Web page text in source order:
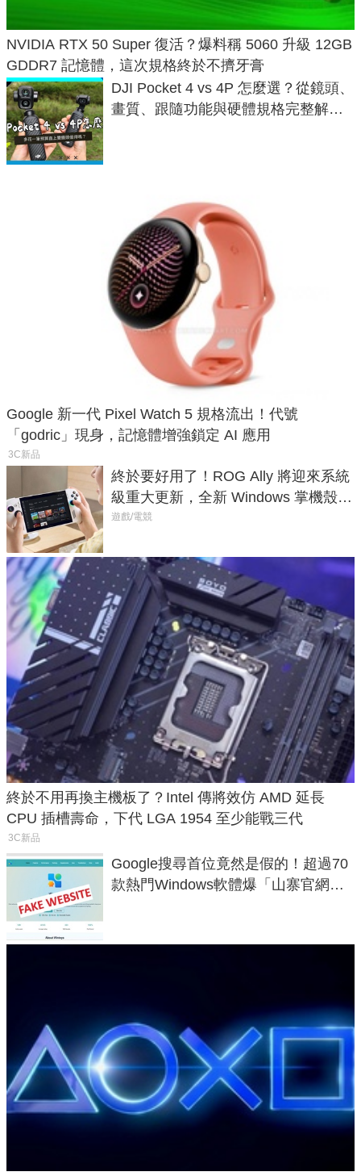
NVIDIA RTX 50 Super 復活？爆料稱 5060 升級 12GB
GDDR7 記憶體，這次規格終於不擠牙膏
DJI Pocket 4 vs 4P 怎麼選？從鏡頭、
畫質、跟隨功能與硬體規格完整解
Google 新一代 Pixel Watch 5 規格流出！代號
「godric」現身，記憶體增強鎖定 AI 應用
3C新品
終於要好用了！ROG Ally 將迎來系統
級重大更新，全新 Windows 掌機殼模
式讓操作就像 Xbox 一樣順暢
遊戲/電競
終於不用再換主機板了？Intel 傳將效仿 AMD 延長
CPU 插槽壽命，下代 LGA 1954 至少能戰三代
3C新品
Google搜尋首位竟然是假的！超過70
款熱門Windows軟體爆「山寨官網」